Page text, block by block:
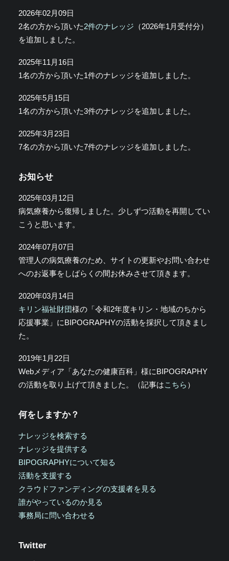
2026年02月09日
2名の方から頂いた2件のナレッジ （2026年1月受付分）
を追加しました。
2025年11月16日
1名の方から頂いた1件のナレッジを追加しました。
2025年5月15日
1名の方から頂いた3件のナレッジを追加しました。
2025年3月23日
7名の方から頂いた7件のナレッジを追加しました。
お知らせ
2025年03月12日
病気療養から復帰しました。少しずつ活動を再開してい
こうと思います。
2024年07月07日
管理人の病気療養のため、サイトの更新やお問い合わせ
へのお返事をしばらくの間お休みさせて頂きます。
2020年03月14日
キリン福祉財団様の「令和2年度キリン・地域のちから
応援事業」にBIPOGRAPHYの活動を採択して頂きまし
た。
2019年1月22日
Webメディア「あなたの健康百科」様にBIPOGRAPHY
の活動を取り上げて頂きました。（記事はこちら ）
何をしますか？
ナレッジを検索する
ナレッジを提供する
BIPOGRAPHYについて知る
活動を支援する
クラウドファンディングの支援者を見る
誰がやっているのか見る
事務局に問い合わせる
Twitter